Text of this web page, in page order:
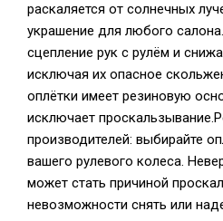
раскаляется от солнечных
украшение для любого
сцепление рук с рулём и
исключая их опасное
оплётки имеет резиновую
исключает
производителей: выбирайте
вашего рулевого колеса.
может стать причиной
невозможности снять или